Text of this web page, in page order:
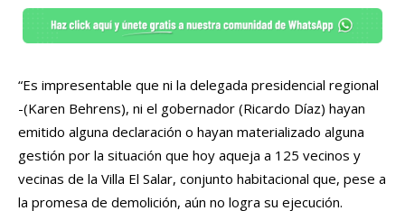
“Es impresentable que ni la delegada presidencial regional
-(Karen Behrens), ni el gobernador (Ricardo Díaz) hayan
emitido alguna declaración o hayan materializado alguna
gestión por la situación que hoy aqueja a 125 vecinos y
vecinas de la Villa El Salar, conjunto habitacional que, pese a
la promesa de demolición, aún no logra su ejecución.